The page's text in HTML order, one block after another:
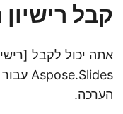
קבל
אתה יכול לקבל
הערכה.